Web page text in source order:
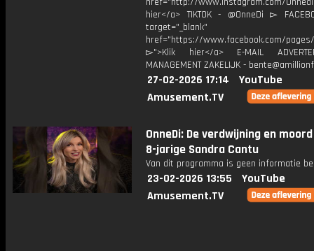
hier</a> TIKTOK - @OnneDi ▻
target="_blank"
href="https://www.facebook.com/pages/
▻">Klik hier</a> E-MAIL
MANAGEMENT ZAKELIJK -
27-02-2026 17:14
YouTube
Amusement.TV
OnneDi: De verdwijning en
8-jarige Sandra Cantu
Van dit programma is geen informatie
23-02-2026 13:55
YouTube
Amusement.TV